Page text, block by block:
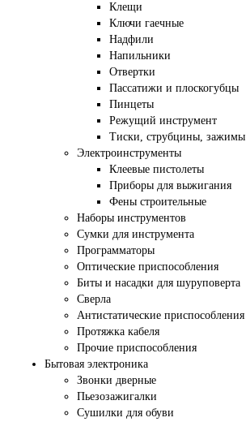
Клещи
Ключи гаечные
Надфили
Напильники
Отвертки
Пассатижи и плоскогубцы
Пинцеты
Режущий инструмент
Тиски, струбцины, зажимы
Электроинструменты
Клеевые пистолеты
Приборы для выжигания
Фены строительные
Наборы инструментов
Сумки для инструмента
Программаторы
Оптические приспособления
Биты и насадки для шуруповерта
Сверла
Антистатические приспособления
Протяжка кабеля
Прочие приспособления
Бытовая электроника
Звонки дверные
Пьезозажигалки
Сушилки для обуви